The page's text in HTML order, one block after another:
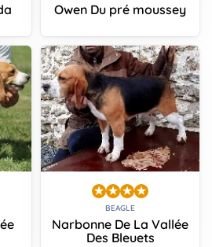
Owen Du pré moussey
BEAGLE
Narbonne De La Vallée
Des Bleuets